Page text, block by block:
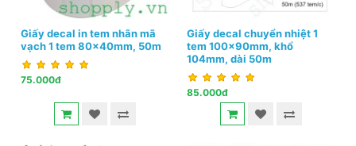
Giấy decal in tem nhãn mã
vạch 1 tem 80x40mm, 50m
75.000đ
Giấy decal chuyển nhiệt 1
tem 100x90mm, khổ
104mm, dài 50m
85.000đ